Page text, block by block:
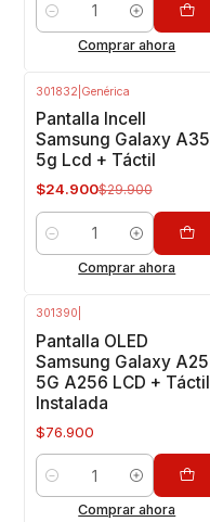
Cantidad
Comprar ahora
301832 Genérica
Pantalla Incell
Samsung Galaxy A35
5g Lcd + Táctil
$24.900$29.900
Cantidad
Comprar ahora
301390
Pantalla OLED
Samsung Galaxy A25
5G A256 LCD + Táctil
Instalada
$76.900
Cantidad
Comprar ahora